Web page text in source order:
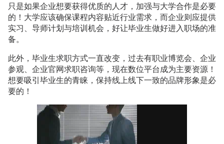
只是如果企业想要获得优质的人才，加强与大学合作是必要
的！大学应该确保课程内容贴近行业需求，而企业则应提供
实习、导师计划与培训机会，好让毕业生做好进入职场的准
备。
此外，毕业生求职方式一直改变，过去有职业博览会、企业
参观、企业官网求职咨询等，现在数位平台成为主要资源！
想要吸引毕业生的青睐，保持线上线下一致的品牌形象是必
要的！